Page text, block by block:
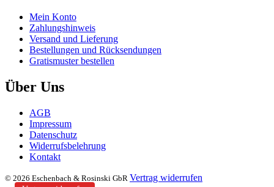
Mein Konto
Zahlungshinweis
Versand und Lieferung
Bestellungen und Rücksendungen
Gratismuster bestellen
Über Uns
AGB
Impressum
Datenschutz
Widerrufsbelehrung
Kontakt
© 2026 Eschenbach & Rosinski GbR Vertrag widerrufen